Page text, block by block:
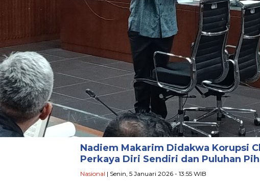
Nadiem Makarim Didakwa Korupsi
Perkaya Diri Sendiri dan Puluhan
Nasional | Senin, 5 Januari 2026 - 13:55 WIB